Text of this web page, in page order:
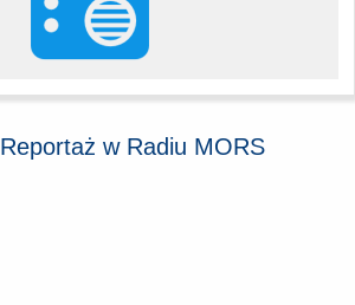
Reportaż w Radiu MORS